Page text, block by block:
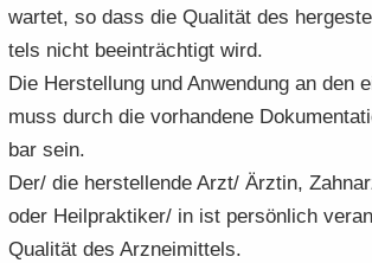
war­tet, so dass die Qua­li­tät des
tels nicht be­ein­träch­tigt wird.
Die Her­stel­lung und An­wen­dung an den
muss durch die vor­han­de­ne
bar sein.
Der/ die her­stel­len­de Arzt/ Ärz­tin,
oder Heil­prak­ti­ker/ in ist per­sön­lich
Qua­li­tät des Arz­nei­mit­tels.